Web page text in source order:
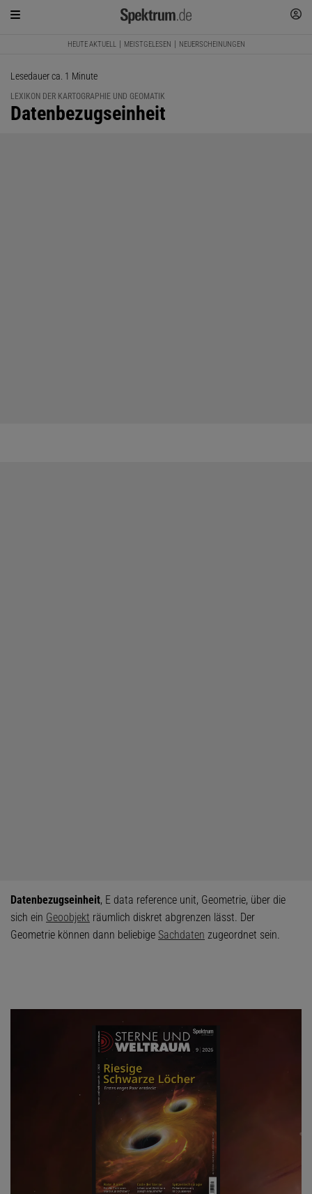
HEUTE AKTUELL MEISTGELESEN NEUERSCHEINUNGEN
Lesedauer ca. 1 Minute
LEXIKON DER KARTOGRAPHIE UND GEOMATIK
:
Datenbezugseinheit
Datenbezugseinheit, E data reference unit, Geometrie, über die
sich ein Geoobjekt räumlich diskret abgrenzen lässt. Der
Geometrie können dann beliebige Sachdaten zugeordnet sein.